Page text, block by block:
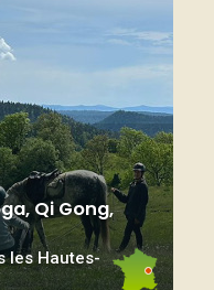
Qi Gong,
les Hautes-